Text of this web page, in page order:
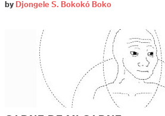
by Djongele S. Bokokó Boko